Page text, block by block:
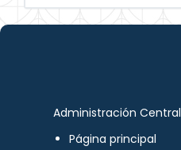
Administración Central
Página principal